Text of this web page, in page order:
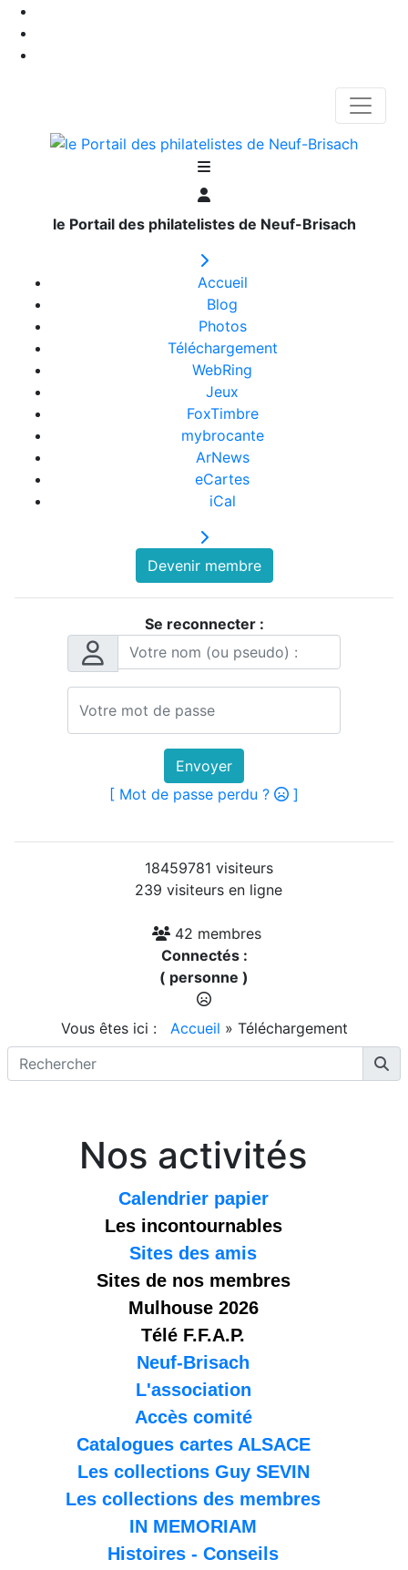
le Portail des philatelistes de Neuf-Brisach
Accueil
Blog
Photos
Téléchargement
WebRing
Jeux
FoxTimbre
mybrocante
ArNews
eCartes
iCal
Devenir membre
Se reconnecter :
Envoyer
[ Mot de passe perdu ?
]
18459781 visiteurs
239 visiteurs en ligne
42 membres
Connectés :
( personne )
Vous êtes ici : Accueil » Téléchargement
Nos activités
Calendrier papier
Les incontournables
Sites des amis
Sites de nos membres
Mulhouse 2026
Télé F.F.A.P.
Neuf-Brisach
L'association
Accès comité
Catalogues cartes ALSACE
Les collections Guy SEVIN
Les collections des membres
IN MEMORIAM
Histoires - Conseils